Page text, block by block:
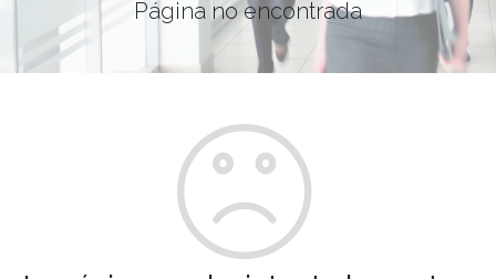
Página no encontrada